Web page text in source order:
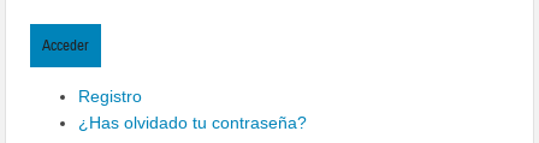
Acceder
Registro
¿Has olvidado tu contraseña?